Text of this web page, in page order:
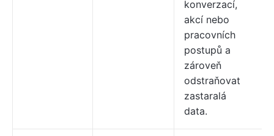
konverzací,
akcí nebo
pracovních
postupů a
zároveň
odstraňovat
zastaralá
data.